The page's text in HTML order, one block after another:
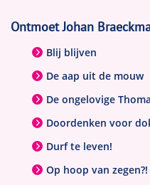
het inzicht dat steeds
door de aard van hun
Ontmoet Johan
Blij blijven
De aap uit de mouw
De ongelovige
Doordenken voor
Durf te leven!
Op hoop van zegen?!